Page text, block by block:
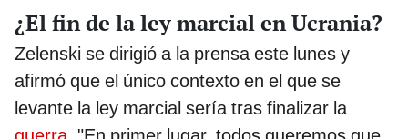
¿El fin de la ley marcial en Ucrania?
Zelenski se dirigió a la prensa este lunes y
afirmó que el único contexto en el que se
levante la ley marcial sería tras finalizar la